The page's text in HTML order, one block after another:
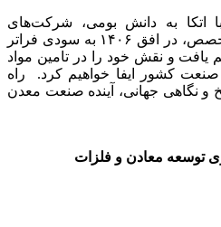
اتکا به دانش بومی، شرکت‌های
دانش‌بنیان و نیروی انسانی متخصص، در افق ۱۴۰۶ به سودی فراتر
یافت و نقش خود را در تامین مواد
کشور ایفا خواهیم کرد. راه
و نگاهی جهانی، آینده صنعت معدن
توسعه معادن و فلزات